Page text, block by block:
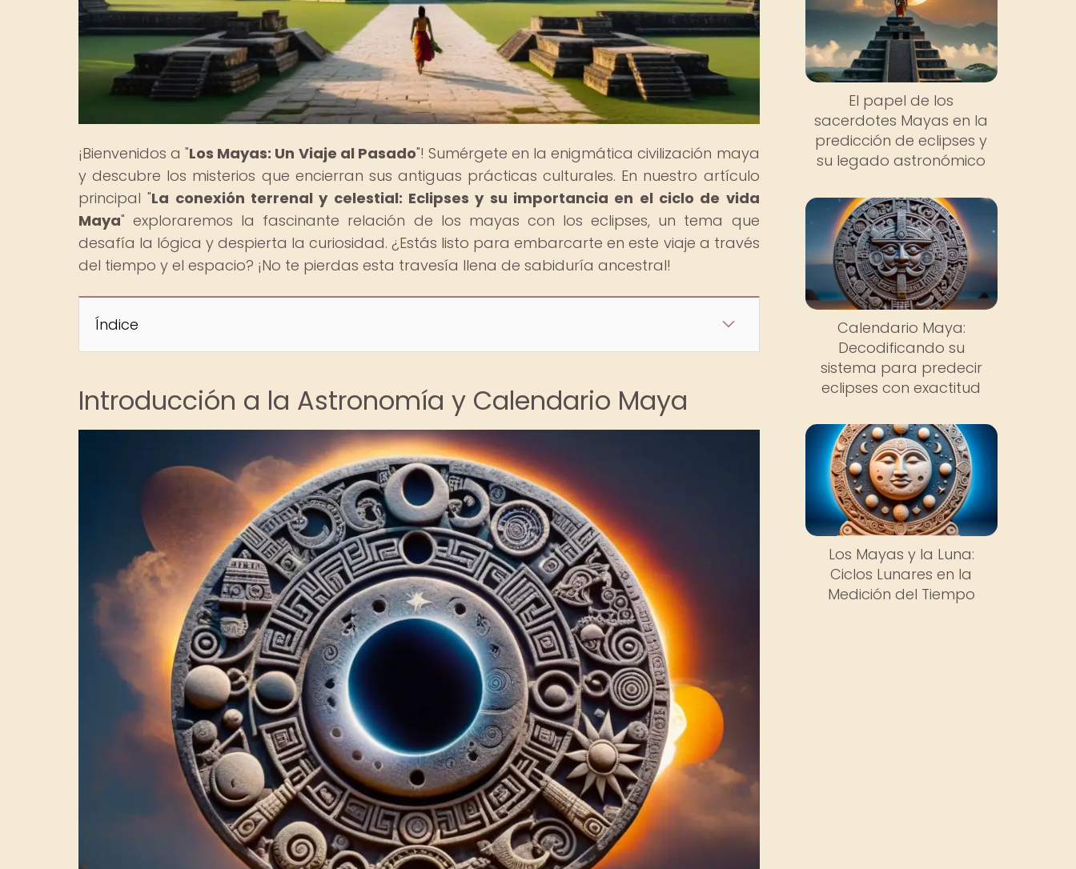
¡Bienvenidos a "Los Mayas: Un Viaje al Pasado"! Sumérgete en la enigmática civilización maya
y descubre los misterios que encierran sus antiguas prácticas culturales. En nuestro artículo
principal "La conexión terrenal y celestial: Eclipses y su importancia en el ciclo de vida
Maya" exploraremos la fascinante relación de los mayas con los eclipses, un tema que
desafía la lógica y despierta la curiosidad. ¿Estás listo para embarcarte en este viaje a través
del tiempo y el espacio? ¡No te pierdas esta travesía llena de sabiduría ancestral!
Índice
Introducción a la Astronomía y Calendario Maya
El papel de los
sacerdotes Mayas en la
predicción de eclipses y
su legado astronómico
Calendario Maya:
Decodificando su
sistema para predecir
eclipses con exactitud
Los Mayas y la Luna:
Ciclos Lunares en la
Medición del Tiempo